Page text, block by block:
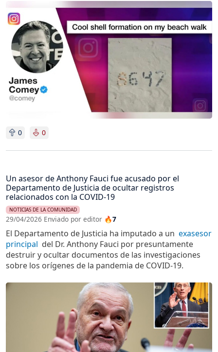
Imagen
0 0
Un asesor de Anthony Fauci fue acusado por el
Departamento de Justicia de ocultar registros
relacionados con la COVID-19
NOTICIAS DE LA COMUNIDAD
29/04/2026 Enviado por editor 🔥7
El Departamento de Justicia ha imputado a un exasesor
principal del Dr. Anthony Fauci por presuntamente
destruir y ocultar documentos de las investigaciones
sobre los orígenes de la pandemia de COVID-19.
Imagen